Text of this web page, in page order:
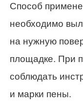
Способ
необходимо
на нужную
площадке. При
соблюдать
и марки пены.